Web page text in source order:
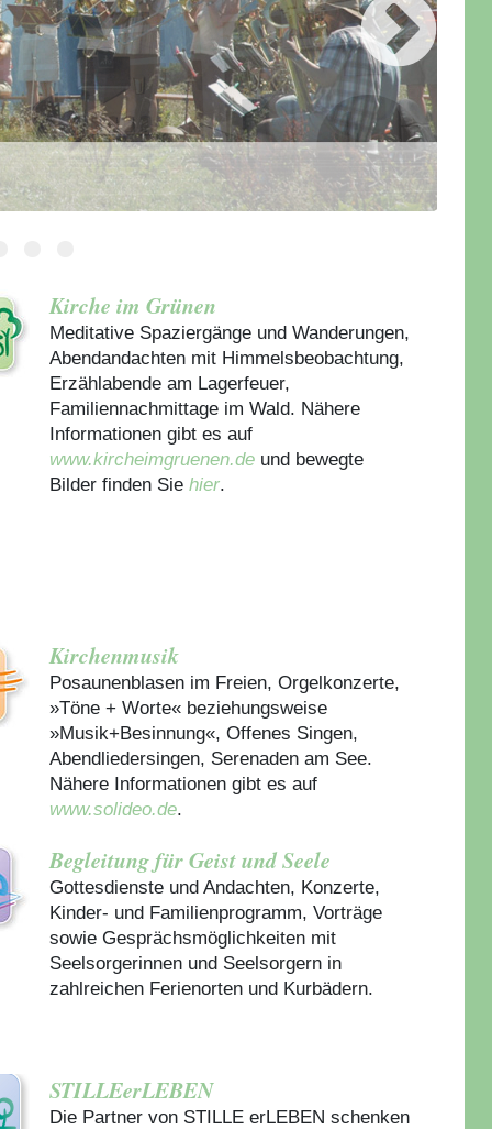
Kirche im Grünen
Meditative Spaziergänge und Wanderungen,
Abendandachten mit Himmelsbeobachtung,
Erzählabende am Lagerfeuer,
Familiennachmittage im Wald. Nähere
Informationen gibt es auf
www.kircheimgruenen.deund bewegte
Bilder finden Siehier.
Kirchenmusik
Posaunenblasen im Freien, Orgelkonzerte,
»Töne + Worte« beziehungsweise
»Musik+Besinnung«, Offenes Singen,
Abendliedersingen, Serenaden am See.
Nähere Informationen gibt es auf
www.solideo.de.
Begleitung für Geist und Seele
Gottesdienste und Andachten, Konzerte,
Kinder- und Familienprogramm, Vorträge
sowie Gesprächsmöglichkeiten mit
Seelsorgerinnen und Seelsorgern in
zahlreichen Ferienorten und Kurbädern.
STILLEerLEBEN
Die Partner von STILLE erLEBEN schenken